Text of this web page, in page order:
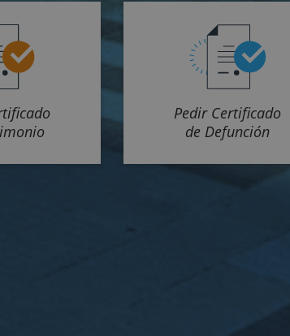
Pedir Certificado
de Defunción